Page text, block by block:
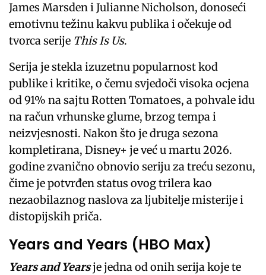
James Marsden i Julianne Nicholson, donoseći
emotivnu težinu kakvu publika i očekuje od
tvorca serije This Is Us.
Serija je stekla izuzetnu popularnost kod
publike i kritike, o čemu svjedoči visoka ocjena
od 91% na sajtu Rotten Tomatoes, a pohvale idu
na račun vrhunske glume, brzog tempa i
neizvjesnosti. Nakon što je druga sezona
kompletirana, Disney+ je već u martu 2026.
godine zvanično obnovio seriju za treću sezonu,
čime je potvrđen status ovog trilera kao
nezaobilaznog naslova za ljubitelje misterije i
distopijskih priča.
Years and Years (HBO Max)
Years and Yearsje jedna od onih serija koje te